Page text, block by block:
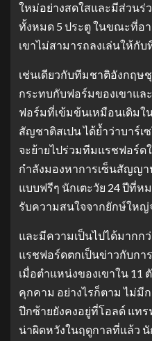
ใหม่อย่างสดใสและมีส่วนร่
ทั้งหมด 5 ประตู ในขณะที่อ
เขาไม่สามารถลงเล่นให้กั
เช่นเดียวกับทีมชาติอังกฤษ
กระทบกับฟอร์มของเขาแล
ฟอร์มที่เข้มข้นเหมือนเดิมใ
สัญชาติสเปน ได้ย้ำว่าบาร์
จะย้ายไปร่วมทีมแรชฟอร์ด
กำลังมองหาการเซ็นสัญญ
แบบฟรีๆ นักเตะวัย 24 ปีที่
รับความสนใจจากยักษ์ให
และมีความเป็นไปได้มากก
แรชฟอร์ดตกเป็นข่าวกับกา
เมื่อตำแหน่งของเขาใน 11
คุกคาม อย่างไรก็ตาม ไม่มี
ปีกซ้ายยังคงอยู่ที่โอลด์ แท
น่าผิดหวังในฤดูกาลที่แล้ว